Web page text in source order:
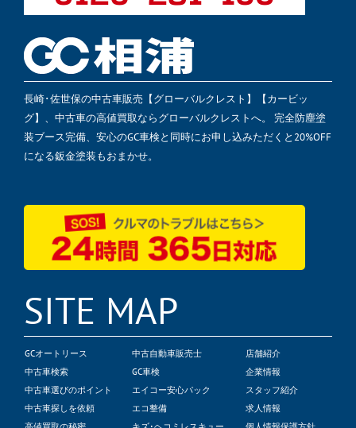
長崎･佐世保の中古車販売【グローバルクレスト】【カービッ
グ】、中古車の高値買取ならグローバルクレストへ。 完全防塵塗
装ブース完備、安心のGC車検と同時にお申し込みただくと20%OFF
になる鈑金塗装もおまかせ。
SITE MAP
GCオートリース
中古車検索
中古車選びのポイント
中古車探しを依頼
中古自動車販売士
GC車検
エイコー安心パック
エコ整備
店舗紹介
企業情報
スタッフ紹介
求人情報